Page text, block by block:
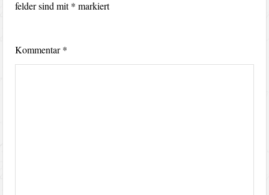
felder sind mit* markiert
Kommentar*